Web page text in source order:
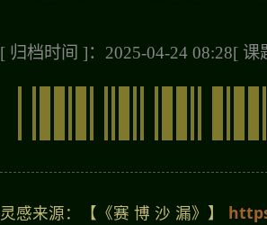
[ 归档时间 ]：2025-04-24 08:28[ 课
灵感来源：【《赛 博 沙 漏》】